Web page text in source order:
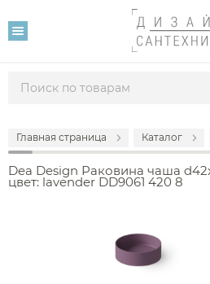
Главная страница Каталог
Dea Design Раковина чаша
цвет: lavender DD9061 420 8